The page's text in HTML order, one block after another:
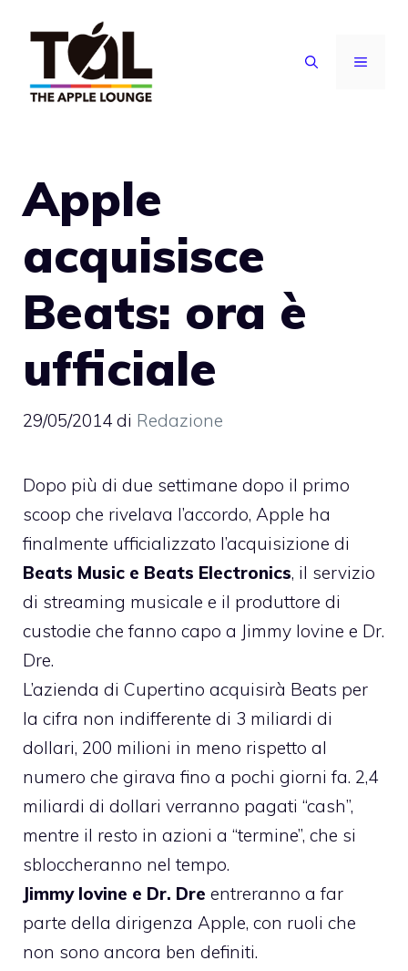
contenuto
MENU
Apple
acquisisce
Beats: ora è
ufficiale
29/05/2014 di Redazione
Dopo più di due settimane dopo il primo
scoop che rivelava l’accordo, Apple ha
finalmente ufficializzato l’acquisizione di
Beats Music e Beats Electronics, il servizio
di streaming musicale e il produttore di
custodie che fanno capo a Jimmy Iovine e Dr.
Dre.
L’azienda di Cupertino acquisirà Beats per
la cifra non indifferente di 3 miliardi di
dollari, 200 milioni in meno rispetto al
numero che girava fino a pochi giorni fa. 2,4
miliardi di dollari verranno pagati “cash”,
mentre il resto in azioni a “termine”, che si
sbloccheranno nel tempo.
Jimmy Iovine e Dr. Dre entreranno a far
parte della dirigenza Apple, con ruoli che
non sono ancora ben definiti.